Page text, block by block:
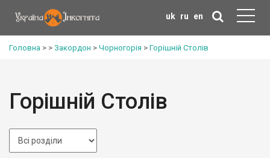
uk ru en
Головна > > Закордон > Чорногорія > Горішній Столів
Горішній Столів